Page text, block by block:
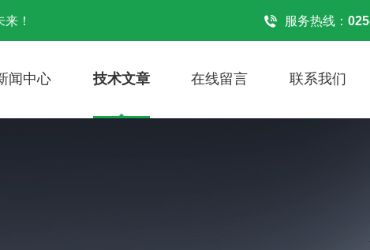
！ 服务热线：
闻中心 技术文章 在线留言 联系我们